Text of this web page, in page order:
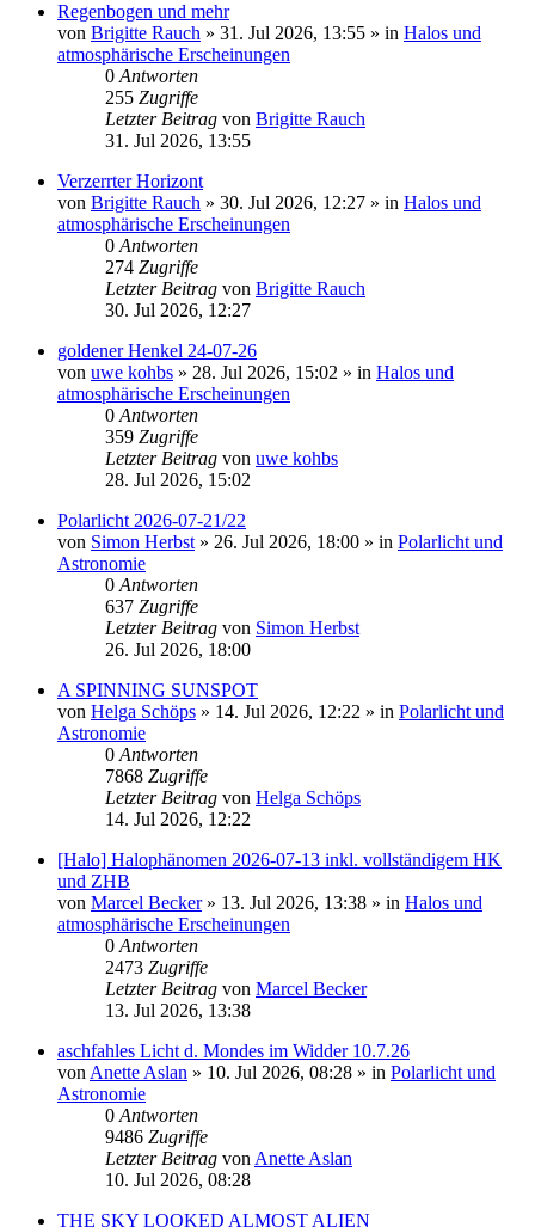
Regenbogen und mehr
von Brigitte Rauch » 31. Jul 2026, 13:55 » in Halos und
atmosphärische Erscheinungen
0 Antworten
255 Zugriffe
Letzter Beitrag von Brigitte Rauch
31. Jul 2026, 13:55
Verzerrter Horizont
von Brigitte Rauch » 30. Jul 2026, 12:27 » in Halos und
atmosphärische Erscheinungen
0 Antworten
274 Zugriffe
Letzter Beitrag von Brigitte Rauch
30. Jul 2026, 12:27
goldener Henkel 24-07-26
von uwe kohbs » 28. Jul 2026, 15:02 » in Halos und
atmosphärische Erscheinungen
0 Antworten
359 Zugriffe
Letzter Beitrag von uwe kohbs
28. Jul 2026, 15:02
Polarlicht 2026-07-21/22
von Simon Herbst » 26. Jul 2026, 18:00 » in Polarlicht und
Astronomie
0 Antworten
637 Zugriffe
Letzter Beitrag von Simon Herbst
26. Jul 2026, 18:00
A SPINNING SUNSPOT
von Helga Schöps » 14. Jul 2026, 12:22 » in Polarlicht und
Astronomie
0 Antworten
7868 Zugriffe
Letzter Beitrag von Helga Schöps
14. Jul 2026, 12:22
[Halo] Halophänomen 2026-07-13 inkl. vollständigem HK
und ZHB
von Marcel Becker» 13. Jul 2026, 13:38 » in Halos und
atmosphärische Erscheinungen
0 Antworten
2473 Zugriffe
Letzter Beitrag von Marcel Becker
13. Jul 2026, 13:38
aschfahles Licht d. Mondes im Widder 10.7.26
von Anette Aslan » 10. Jul 2026, 08:28 » in Polarlicht und
Astronomie
0 Antworten
9486 Zugriffe
Letzter Beitrag von Anette Aslan
10. Jul 2026, 08:28
THE SKY LOOKED ALMOST ALIEN